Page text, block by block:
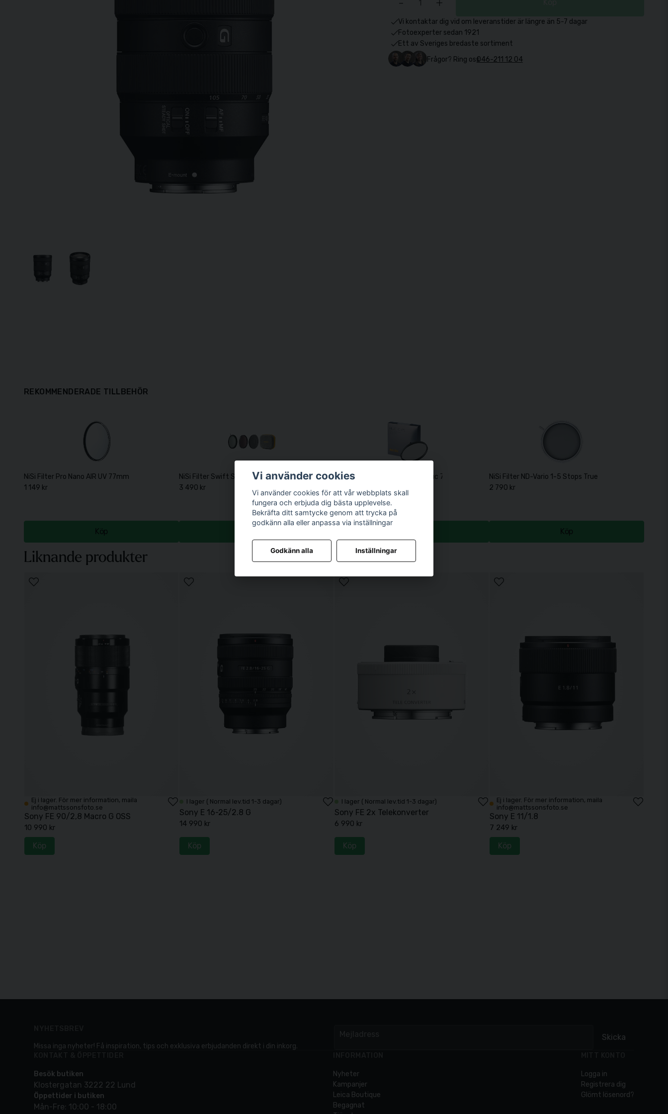
Vi kontaktar dig vid om leveranstider är längre än 5-7 dagar
Fotoexperter sedan 1921
Ett av Sveriges bredaste sortiment
Frågor? Ring oss046-211 12 04
Liknande produkter
Ej i lager. För mer information, maila
info@mattssonsfoto.se
Sony FE 90/2,8 Macro G OSS
10 990 kr
Köp
I lager ( Normal lev.tid 1-3 dagar)
Sony E 16-25/2.8 G
14 990 kr
Köp
I lager ( Normal lev.tid 1-3 dagar)
Sony FE 2x Telekonverter
6 990 kr
Köp
Ej i lager. För mer information, maila
info@mattssonsfoto.se
Sony E 11/1.8
7 249 kr
Köp
REKOMMENDERADE TILLBEHÖR
NiSi Filter Pro Nano AIR UV 77mm
1 149 kr
Köp
NiSi Filter Swift System VND Kit 77mm
3 490 kr
NiSi Filter Polarizer Pro Nano Huc 77mm
1 340 kr
NiSi Filter ND-Vario 1-5 Stops True Color 77mm
2 790 kr
Köp
Skicka
Missa inga nyheter! Få inspiration, tips och exklusiva erbjudanden direkt i din inkorg.
Besök butiken
Klostergatan 3222 22 Lund
Öppettider i butiken
Mån-Fre: 10:00 - 18:00
Nyheter
Kampanjer
Leica Boutique
Begagnat
Logga in
Registrera dig
Glömt lösenord?
Vi använder cookies
Vi använder cookies för att vår webbplats skall
fungera och erbjuda dig bästa upplevelse.
Bekräfta ditt samtycke genom att trycka på
godkänn alla eller anpassa via inställningar
Godkänn alla Inställningar